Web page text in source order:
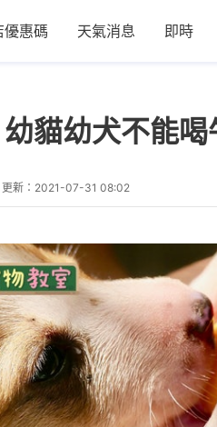
優惠碼 天氣消息 即時
貓幼犬不能
更新： 2021-07-31 08:02